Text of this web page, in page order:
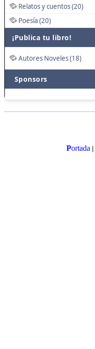
Relatos y cuentos (20)
Poesía (20)
¡Publica tu libro!
Autores Noveles (18)
Sponsors
Portada|